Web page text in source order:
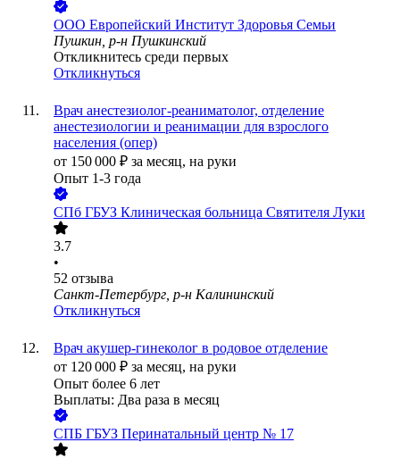
ООО Европейский Институт Здоровья Семьи
Пушкин, р-н Пушкинский
Откликнитесь среди первых
Откликнуться
Врач анестезиолог-реаниматолог, отделение
анестезиологии и реанимации для взрослого
населения (опер)
от 150 000 ₽ за месяц, на руки
Опыт 1-3 года
СПб ГБУЗ Клиническая больница Святителя Луки
3.7
•
52 отзыва
Санкт-Петербург, р-н Калининский
Откликнуться
Врач акушер-гинеколог в родовое отделение
от 120 000 ₽ за месяц, на руки
Опыт более 6 лет
Выплаты: Два раза в месяц
СПБ ГБУЗ Перинатальный центр № 17